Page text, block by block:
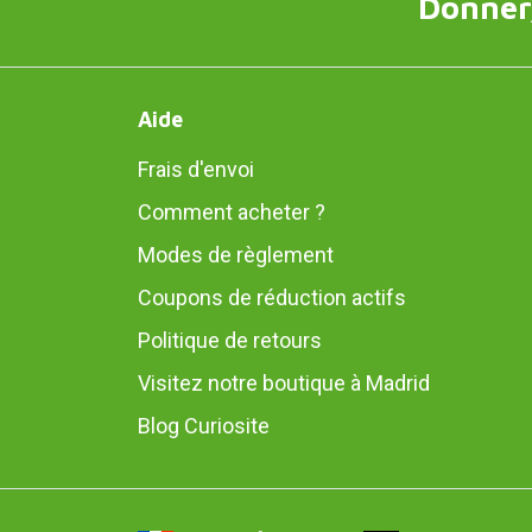
Aide
Frais d'envoi
Comment acheter ?
Modes de règlement
Coupons de réduction actifs
Politique de retours
Visitez notre boutique à Madrid
Blog Curiosite